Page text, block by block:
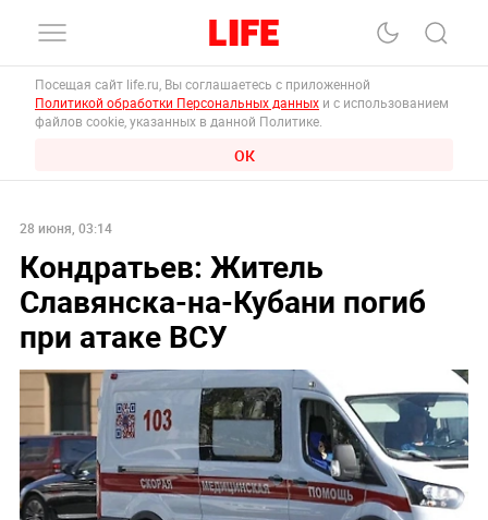
Посещая сайт life.ru, Вы соглашаетесь с приложенной
Политикой обработки Персональных данных и с использованием
файлов cookie, указанных в данной Политике.
ОК
28 июня, 03:14
Кондратьев: Житель
Славянска-на-Кубани погиб
при атаке ВСУ